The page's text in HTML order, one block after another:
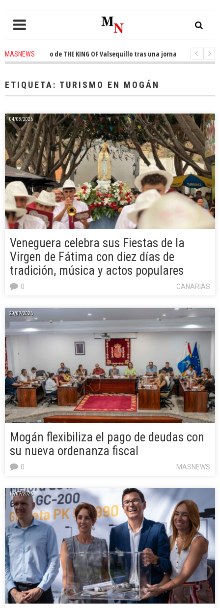
MASNEWS
de THE KING OF Valsequillo tras una jornada de baloncesto urbano
ETIQUETA: TURISMO EN MOGÁN
04/08/2026
Veneguera celebra sus Fiestas de la
Virgen de Fátima con diez días de
tradición, música y actos populares
CANARIAS
0
29/07/2026
Mogán flexibiliza el pago de deudas con
su nueva ordenanza fiscal
MASNEWS
0
17/07/2026